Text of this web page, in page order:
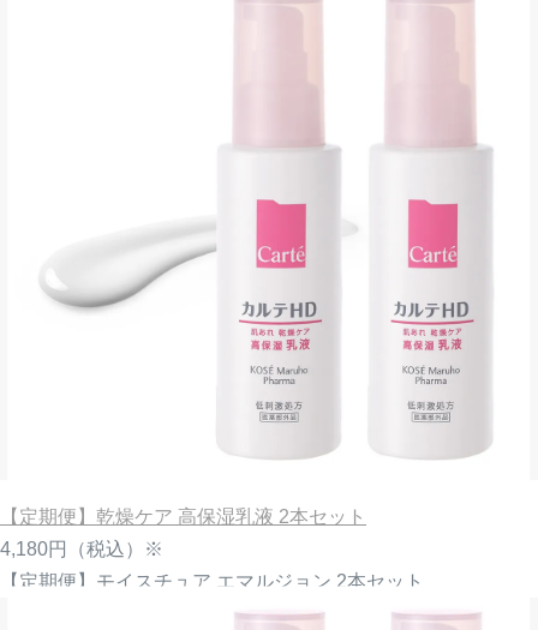
【定期便】乾燥ケア 高保湿乳液 2本セット
4,180円
（税込）※
【定期便】モイスチュア エマルジョン 2本セット